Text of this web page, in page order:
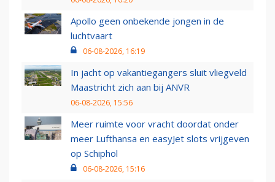
Apollo geen onbekende jongen in de
luchtvaart
06-08-2026, 16:19
In jacht op vakantiegangers sluit vliegveld
Maastricht zich aan bij ANVR
06-08-2026, 15:56
Meer ruimte voor vracht doordat onder
meer Lufthansa en easyJet slots vrijgeven
op Schiphol
06-08-2026, 15:16